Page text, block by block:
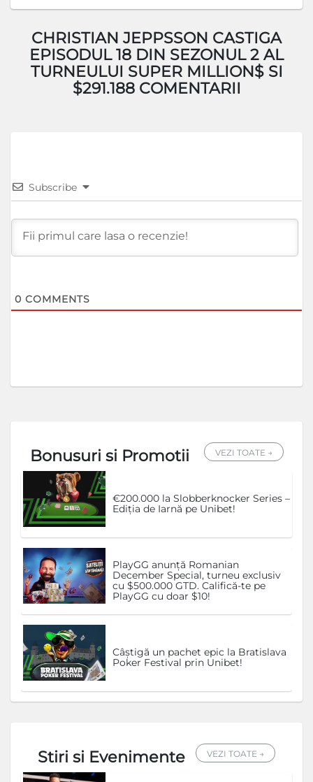
CHRISTIAN JEPPSSON CASTIGA
EPISODUL 18 DIN SEZONUL 2 AL
TURNEULUI SUPER MILLION$ SI
$291.188 COMENTARII
Subscribe
0 COMMENTS
Bonusuri si Promotii VEZI TOATE →
€200.000 la Slobberknocker Series –
Ediția de Iarnă pe Unibet!
PlayGG anunță Romanian
December Special, turneu exclusiv
cu $500.000 GTD. Califică-te pe
PlayGG cu doar $10!
Câștigă un pachet epic la Bratislava
Poker Festival prin Unibet!
Stiri si Evenimente VEZI TOATE →